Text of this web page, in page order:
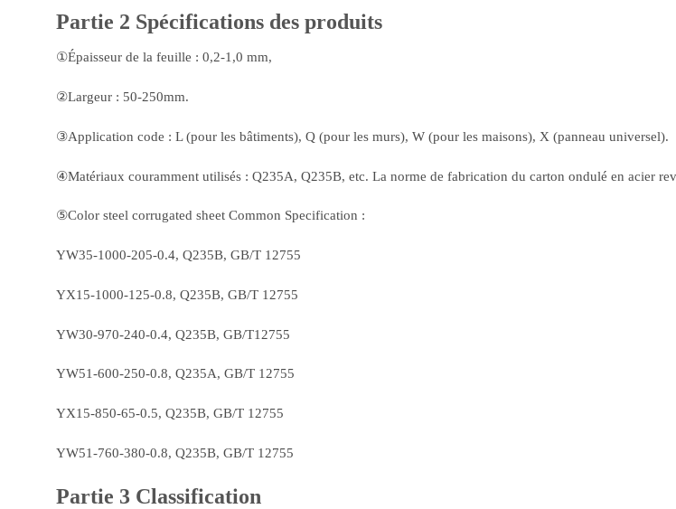
Partie 2 Spécifications des produits
①Épaisseur de la feuille : 0,2-1,0 mm,
②Largeur : 50-250mm.
③Application code : L (pour les bâtiments), Q (pour les murs), W (pour les maisons), X (panneau universel).
④Matériaux couramment utilisés : Q235A, Q235B, etc. La norme de fabrication du carton ondulé en acier
⑤Color steel corrugated sheet Common Specification :
YW35-1000-205-0.4, Q235B, GB/T 12755
YX15-1000-125-0.8, Q235B, GB/T 12755
YW30-970-240-0.4, Q235B, GB/T12755
YW51-600-250-0.8, Q235A, GB/T 12755
YX15-850-65-0.5, Q235B, GB/T 12755
YW51-760-380-0.8, Q235B, GB/T 12755
Partie 3 Classification